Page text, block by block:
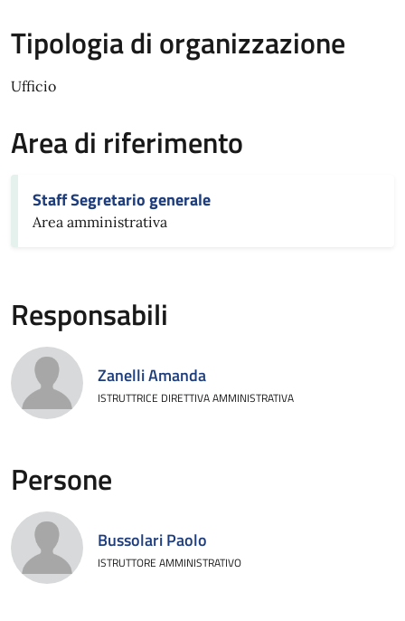
Tipologia di organizzazione
Ufficio
Area di riferimento
Staff Segretario generale
Area amministrativa
Responsabili
Zanelli Amanda
ISTRUTTRICE DIRETTIVA AMMINISTRATIVA
Persone
Bussolari Paolo
ISTRUTTORE AMMINISTRATIVO